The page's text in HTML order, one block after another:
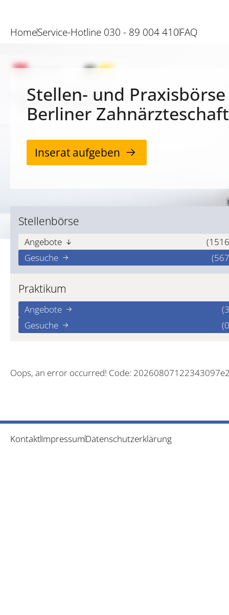
HomeService-Hotline 030 - 89 004 410FAQ
Stellen- und
Berliner Zahnärzteschaft
Inserat aufgeben
Stellenbörse
Angebote
Gesuche
Praktikum
Angebote
Gesuche
Oops, an error occurred! Code:
KontaktImpressumDatenschutzerklärung